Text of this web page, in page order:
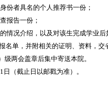
份者具名的个人推荐书一份；
报告一份；
情况介绍，以及对该生完成学业
名单，并附相关的证明、资料，
两会盖章后集中寄送本院。
1 日 （截止日以邮戳为准）。